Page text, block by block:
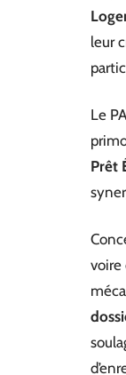
leur
Le
Prêt
voire